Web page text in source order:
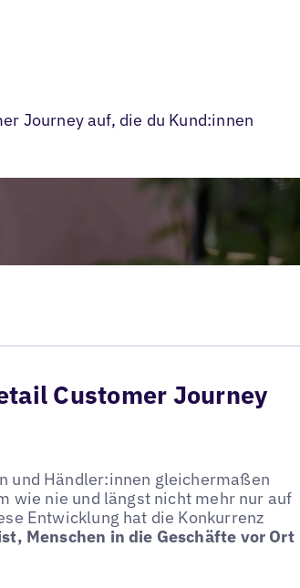
Journey auf, die du Kund:innen
Customer Journey
und Händler:innen gleichermaßen
wie nie und längst nicht mehr nur auf
Entwicklung hat die Konkurrenz
Menschen in die Geschäfte vor Ort